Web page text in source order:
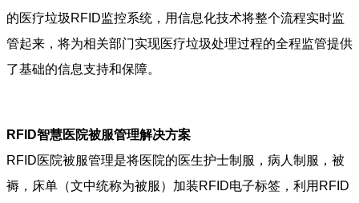
的医疗垃圾RFID监控系统，用信息化技术将整个流程实时监
管起来，将为相关部门实现医疗垃圾处理过程的全程监管提供
了基础的信息支持和保障。
RFID智慧医院被服管理解决方案
RFID医院被服管理是将医院的医生护士制服，病人制服，被
褥，床单（文中统称为被服）加装RFID电子标签，利用RFID